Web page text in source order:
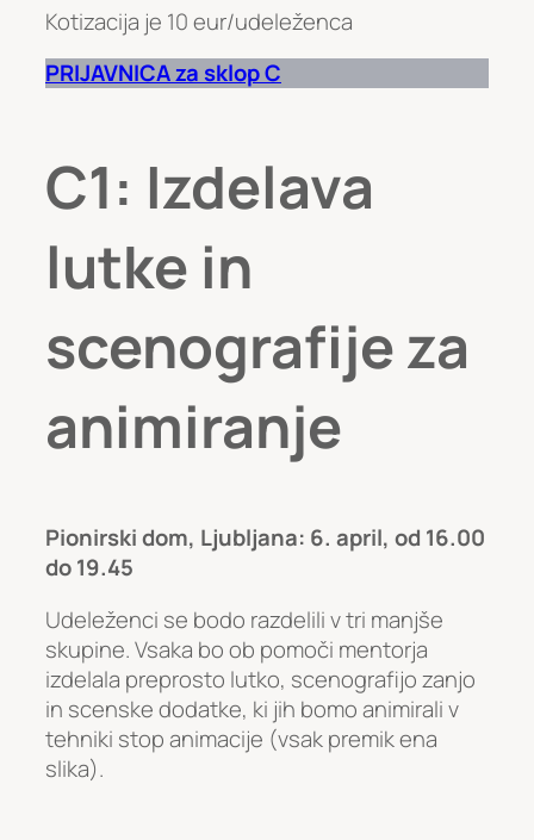
Kotizacija je 10 eur/udeleženca
PRIJAVNICA za sklop C
C1: Izdelava
lutke in
scenografije za
animiranje
Pionirski dom, Ljubljana: 6. april, od 16.00
do 19.45
Udeleženci se bodo razdelili v tri manjše
skupine. Vsaka bo ob pomoči mentorja
izdelala preprosto lutko, scenografijo zanjo
in scenske dodatke, ki jih bomo animirali v
tehniki stop animacije (vsak premik ena
slika).